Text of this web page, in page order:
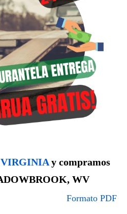
y compramos
WV
Formato PDF